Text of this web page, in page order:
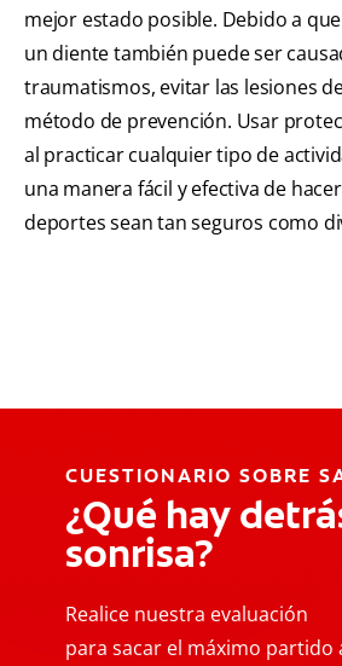
mejor estado posible. Debido a
un diente también puede ser
traumatismos, evitar las lesiones
método de prevención. Usar
al practicar cualquier tipo de
una manera fácil y efectiva de
deportes sean tan seguros como
CUESTIONARIO SOBRE
¿Qué hay
sonrisa?
Realice nuestra evaluación
para sacar el máximo partido